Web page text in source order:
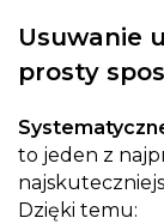
Usuwanie
prosty
to jeden z
Dzięki temu: